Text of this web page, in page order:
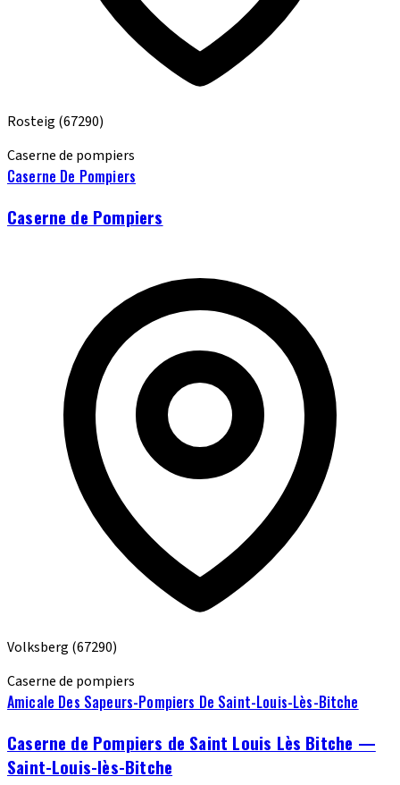
Rosteig (67290)
Caserne de pompiers
Caserne De Pompiers
Caserne de Pompiers
Volksberg (67290)
Caserne de pompiers
Amicale Des Sapeurs-Pompiers De Saint-Louis-Lès-Bitche
Caserne de Pompiers de Saint Louis Lès Bitche —
Saint-Louis-lès-Bitche